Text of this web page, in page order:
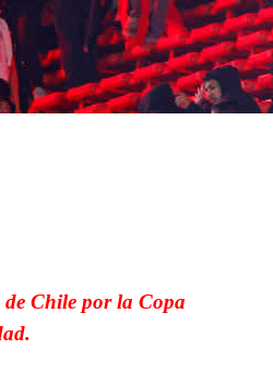
Chile por la Copa